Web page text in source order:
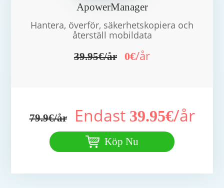
ApowerManager
Hantera, överför, säkerhetskopiera och
återställ mobildata
39.95€/år 0€/år
79.9€/år Endast 39.95€/år
Köp Nu